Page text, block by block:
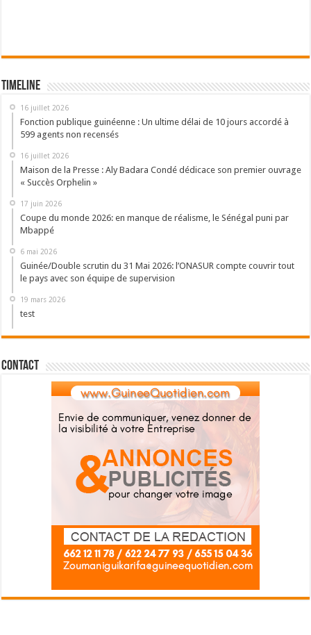
Timeline
16 juillet 2026
Fonction publique guinéenne : Un ultime délai de 10 jours accordé à
599 agents non recensés
16 juillet 2026
Maison de la Presse : Aly Badara Condé dédicace son premier ouvrage
« Succès Orphelin »
17 juin 2026
Coupe du monde 2026: en manque de réalisme, le Sénégal puni par
Mbappé
6 mai 2026
Guinée/Double scrutin du 31 Mai 2026: l’ONASUR compte couvrir tout
le pays avec son équipe de supervision
19 mars 2026
test
Contact